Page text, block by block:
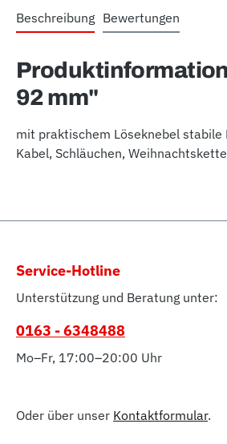
Beschreibung Bewertungen
92 mm"
mit praktischem Löseknebel stabile
Kabel, Schläuchen,
Service-Hotline
Unterstützung und Beratung unter:
0163 - 6348488
Mo–Fr, 17:00–20:00 Uhr
Oder über unser Kontaktformular.